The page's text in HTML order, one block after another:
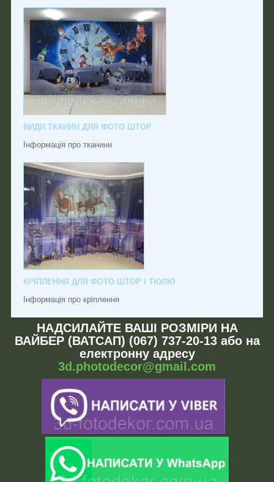
ВИДИ ТКАНИН ДЛЯ ФОТО ШТОР
Інформація про тканини
КРІПЛЕННЯ ДЛЯ ФОТО ШТОР І ТЮЛЮ
Інформація про кріплення
НАДСИЛАЙТЕ ВАШІ РОЗМІРИ НА
ВАЙБЕР (ВАТСАП) (067) 737-20-13 або на
електронну адресу
3d.photodecor@gmail.com